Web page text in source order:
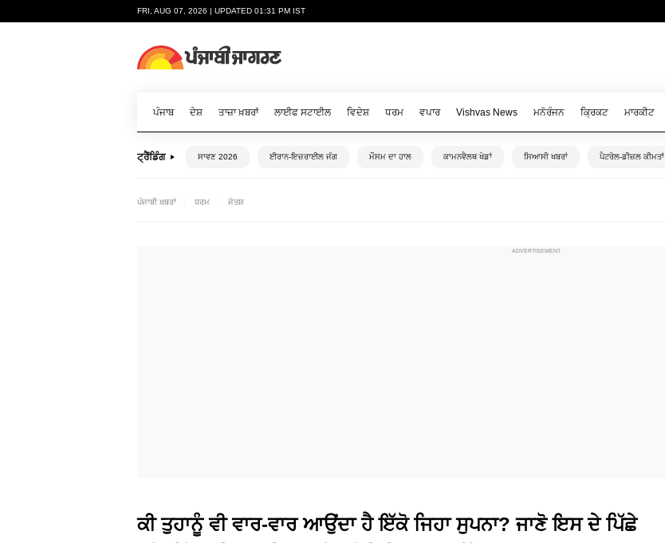
FRI, AUG 07, 2026 | UPDATED 01:31 PM IST
ਪੰਜਾਬ ਦੇਸ਼ ਤਾਜ਼ਾ ਖ਼ਬਰਾਂ ਲਾਈਫ ਸਟਾਈਲ ਵਿਦੇਸ਼ ਧਰਮ ਵਪਾਰ Vishvas News ਮਨੋਰੰਜਨ ਕ੍ਰਿਕਟ ਮਾਰਕੀਟ
ਟ੍ਰੈਂਡਿੰਗ ਸਾਵਣ 2026 ਈਰਾਨ-ਇਜ਼ਰਾਈਲ ਜੰਗ ਮੌਸਮ ਦਾ ਹਾਲ ਕਾਮਨਵੈਲਥ ਖੇਡਾਂ ਸਿਆਸੀ ਖਬਰਾਂ ਪੈਟਰੋਲ-ਡੀਜ਼ਲ ਕੀਮਤਾਂ
ਪੰਜਾਬੀ ਖ਼ਬਰਾਂ ਧਰਮ ਜੋਤਸ਼
ਕੀ ਤੁਹਾਨੂੰ ਵੀ ਵਾਰ-ਵਾਰ ਆਉਂਦਾ ਹੈ ਇੱਕੋ ਜਿਹਾ ਸੁਪਨਾ? ਜਾਣੋ ਇਸ ਦੇ ਪਿੱਛੇ